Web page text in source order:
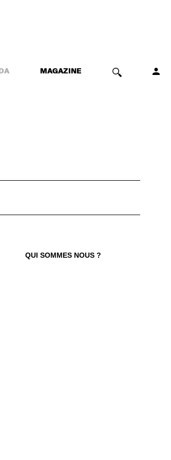
MAGAZINE
QUI SOMMES NOUS ?